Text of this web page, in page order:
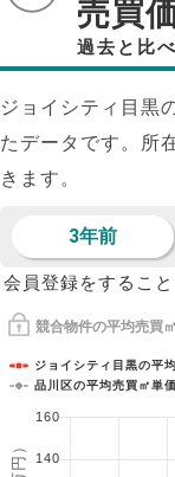
売買
過去と比
ジョイシティ目黒
たデータです。所
きます。
3年前
会員登録をするこ
競合物件の平均売買
ジョイシティ目黒の平
品川区の平均売買㎡単価
140
160